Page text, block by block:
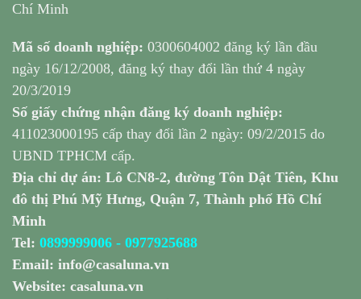
Chí Minh
Mã số doanh nghiệp: 0300604002 đăng ký lần đầu
ngày 16/12/2008, đăng ký thay đổi lần thứ 4 ngày
20/3/2019
Số giấy chứng nhận đăng ký doanh nghiệp:
411023000195 cấp thay đổi lần 2 ngày: 09/2/2015 do
UBND TPHCM cấp.
Địa chỉ dự án: Lô CN8-2, đường Tôn Dật Tiên, Khu
đô thị Phú Mỹ Hưng, Quận 7, Thành phố Hồ Chí
Minh
Tel: 0899999006 - 0977925688
Email: info@casaluna.vn
Website: casaluna.vn